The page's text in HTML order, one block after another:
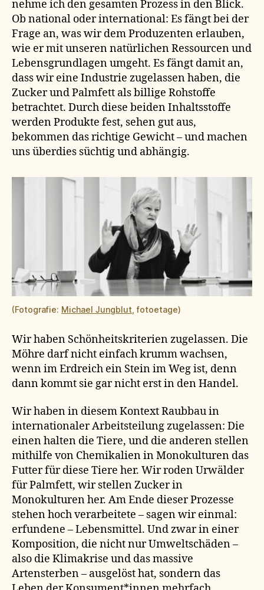
nehme ich den gesamten Prozess in den Blick.
Ob national oder international: Es fängt bei der
Frage an, was wir dem Produzenten erlauben,
wie er mit unseren natürlichen Ressourcen und
Lebensgrundlagen umgeht. Es fängt damit an,
dass wir eine Industrie zugelassen haben, die
Zucker und Palmfett als billige Rohstoffe
betrachtet. Durch diese beiden Inhaltsstoffe
werden Produkte fest, sehen gut aus,
bekommen das richtige Gewicht – und machen
uns überdies süchtig und abhängig.
(Fotografie: Michael Jungblut , fotoetage)
Wir haben Schönheitskriterien zugelassen. Die
Möhre darf nicht einfach krumm wachsen,
wenn im Erdreich ein Stein im Weg ist, denn
dann kommt sie gar nicht erst in den Handel.
Wir haben in diesem Kontext Raubbau in
internationaler Arbeitsteilung zugelassen: Die
einen halten die Tiere, und die anderen stellen
mithilfe von Chemikalien in Monokulturen das
Futter für diese Tiere her. Wir roden Urwälder
für Palmfett, wir stellen Zucker in
Monokulturen her. Am Ende dieser Prozesse
stehen hoch verarbeitete – sagen wir einmal:
erfundene – Lebensmittel. Und zwar in einer
Komposition, die nicht nur Umweltschäden –
also die Klimakrise und das massive
Artensterben – ausgelöst hat, sondern das